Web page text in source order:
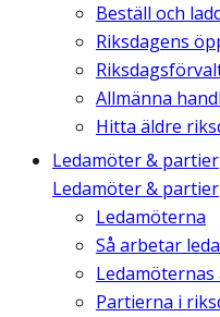
Beställ och
Riksdagens
Allmänna
Hitta äldre
Ledamöter & partier
Ledamöter & partier
Ledamöterna
Så arbetar
Partierna i